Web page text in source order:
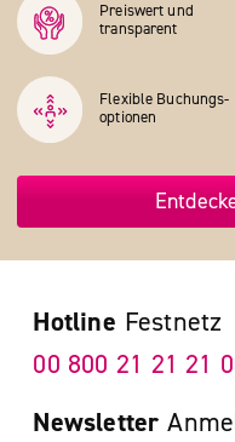
Preiswert und
transparent
Flexible Buchungs­
optionen
Hotline Festnetz
00 800 21 21 21
Newsletter